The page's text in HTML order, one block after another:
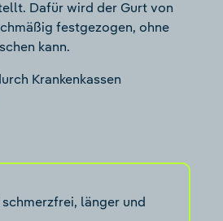
Dafür wird der Gurt von
festgezogen, ohne
kann.
Krankenkassen
länger und